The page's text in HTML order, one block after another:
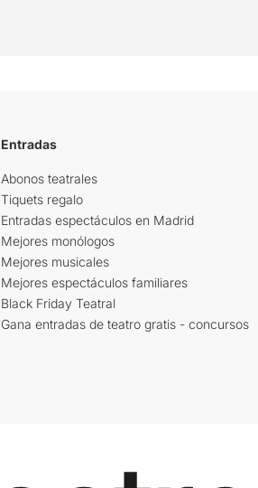
Entradas
Abonos teatrales
Tiquets regalo
Entradas espectáculos en Madrid
Mejores monólogos
Mejores musicales
Mejores espectáculos familiares
Black Friday Teatral
Gana entradas de teatro gratis - concursos